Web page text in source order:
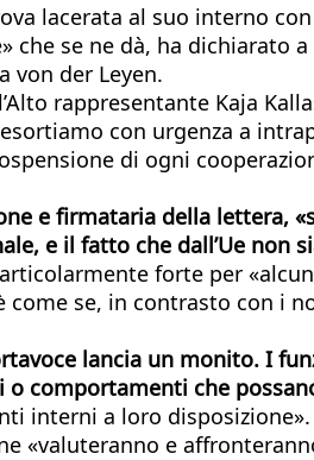
lacerata al suo interno
se ne dà, ha dichiarato
von der Leyen.
rappresentante Kaja
con urgenza a
di ogni
e firmataria della lettera,
e il fatto che dall’Ue non
forte per
se, in contrasto con i
lancia un monito. I
o comportamenti che
interni a loro
«valuteranno e